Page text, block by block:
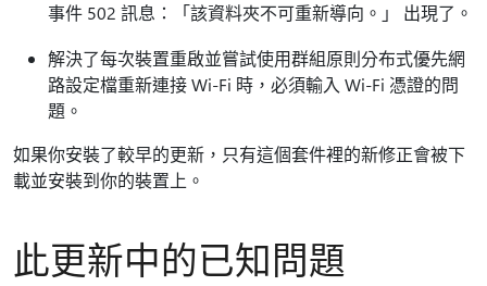
事件 502 訊息：「該資料夾不可重新導向。」 出現了。
解決了每次裝置重啟並嘗試使用群組原則分布式優先網
路設定檔重新連接 Wi-Fi 時，必須輸入 Wi-Fi 憑證的問
題。
如果你安裝了較早的更新，只有這個套件裡的新修正會被下
載並安裝到你的裝置上。
此更新中的已知問題